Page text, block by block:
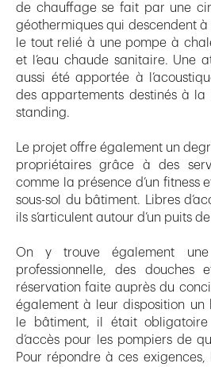
de chauffage se fait par une
géothermiques qui descendent à
le tout relié à une pompe à
et l’eau chaude sanitaire. Une
aussi été apportée à
des appartements destinés à la
standing.
Le projet offre également un
propriétaires grâce à des
comme la présence d’un fitness
sous-sol du bâtiment. Libres
ils s’articulent autour d’un puits
On y trouve également
professionnelle, des douches
réservation faite auprès du
également à leur disposition un
le bâtiment, il était
d’accès pour les pompiers de
Pour répondre à ces exigences,